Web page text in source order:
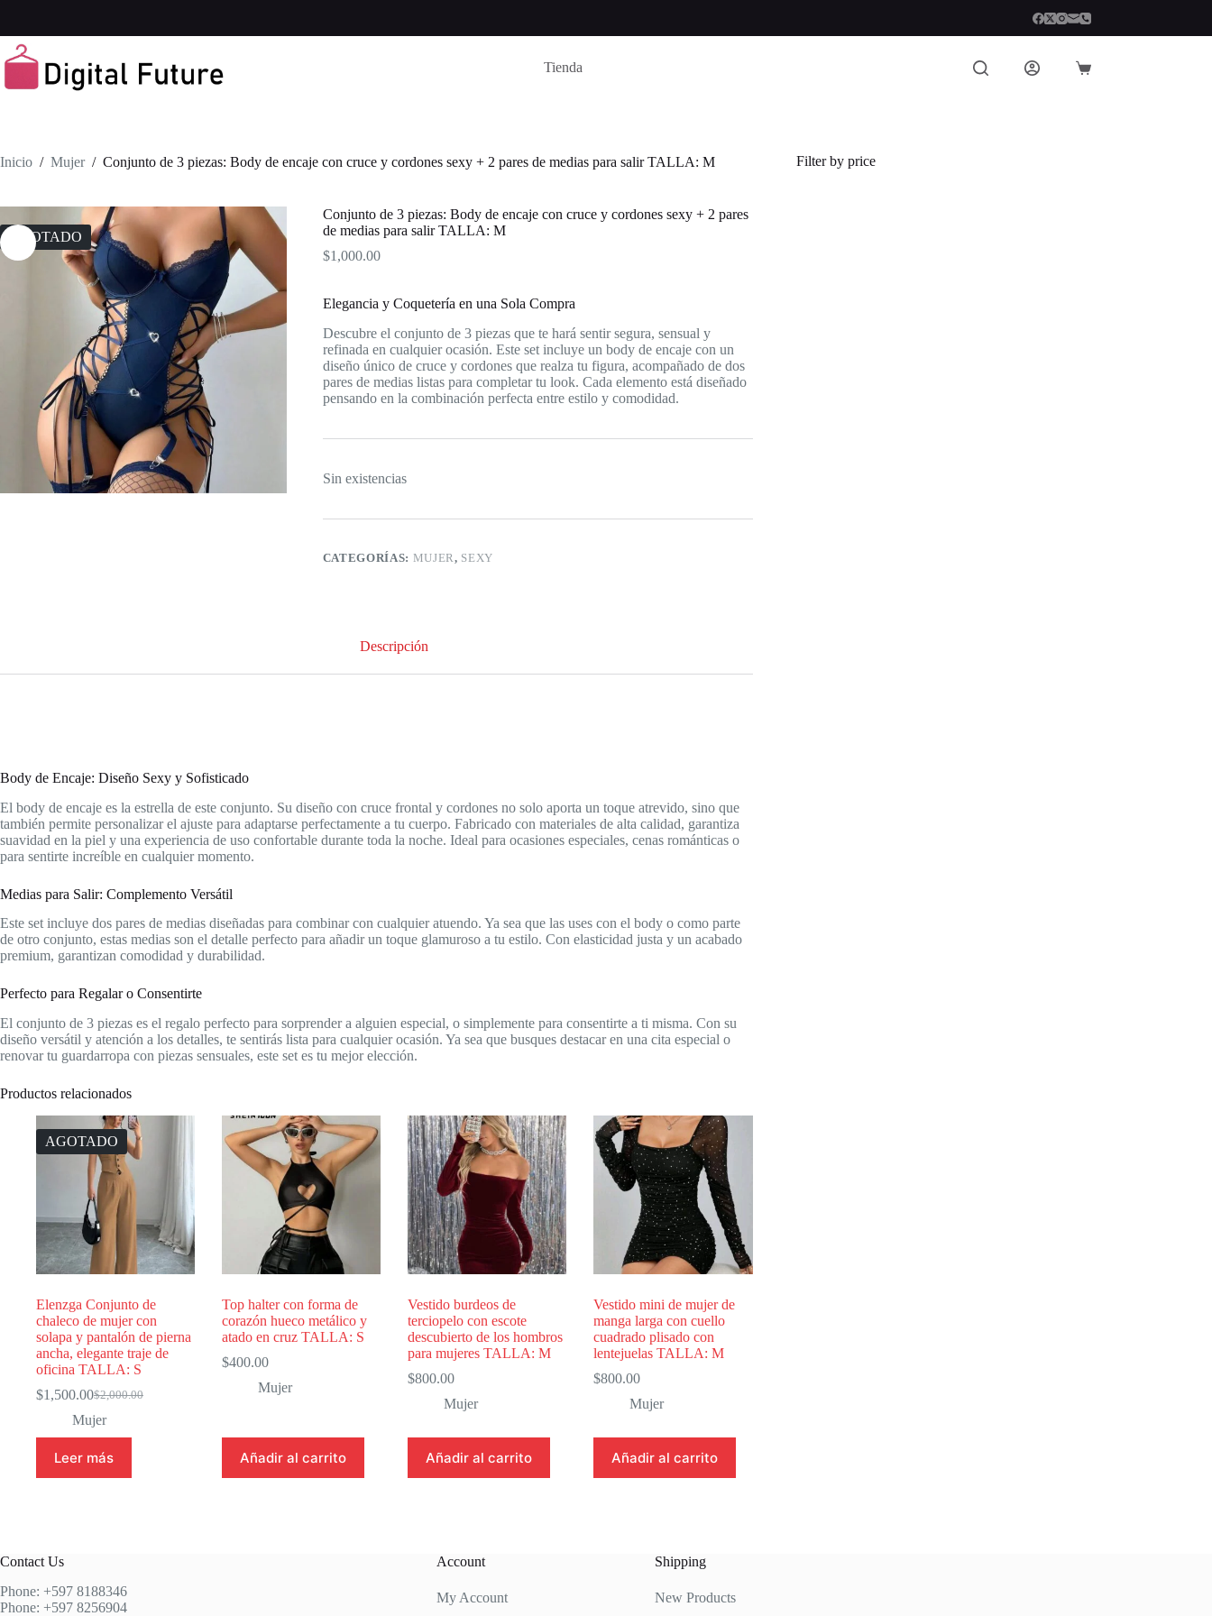
contenido
Tienda
Carro
Inicio / Mujer / Conjunto de 3 piezas: Body de encaje con cruce y cordones sexy + 2 pares de medias para salir TALLA: M
AGOTADO
Conjunto de 3 piezas: Body de encaje con cruce y cordones sexy + 2 pares
de medias para salir TALLA: M
$1,000.00
Elegancia y Coquetería en una Sola Compra
Descubre el conjunto de 3 piezas que te hará sentir segura, sensual y
refinada en cualquier ocasión. Este set incluye un body de encaje con un
diseño único de cruce y cordones que realza tu figura, acompañado de dos
pares de medias listas para completar tu look. Cada elemento está diseñado
pensando en la combinación perfecta entre estilo y comodidad.
Sin existencias
CATEGORÍAS: MUJER, SEXY
Descripción
Body de Encaje: Diseño Sexy y Sofisticado
El body de encaje es la estrella de este conjunto. Su diseño con cruce frontal y cordones no solo aporta un toque atrevido, sino que
también permite personalizar el ajuste para adaptarse perfectamente a tu cuerpo. Fabricado con materiales de alta calidad, garantiza
suavidad en la piel y una experiencia de uso confortable durante toda la noche. Ideal para ocasiones especiales, cenas románticas o
para sentirte increíble en cualquier momento.
Medias para Salir: Complemento Versátil
Este set incluye dos pares de medias diseñadas para combinar con cualquier atuendo. Ya sea que las uses con el body o como parte
de otro conjunto, estas medias son el detalle perfecto para añadir un toque glamuroso a tu estilo. Con elasticidad justa y un acabado
premium, garantizan comodidad y durabilidad.
Perfecto para Regalar o Consentirte
El conjunto de 3 piezas es el regalo perfecto para sorprender a alguien especial, o simplemente para consentirte a ti misma. Con su
diseño versátil y atención a los detalles, te sentirás lista para cualquier ocasión. Ya sea que busques destacar en una cita especial o
renovar tu guardarropa con piezas sensuales, este set es tu mejor elección.
Productos relacionados
AGOTADO
Elenzga Conjunto de
chaleco de mujer con
solapa y pantalón de pierna
ancha, elegante traje de
oficina TALLA: S
$2,000.00
El
precio
original
era:
$2,000.00.
$1,500.00El
precio
actual
es:
$1,500.00.
Mujer
Leer más
Top halter con forma de
corazón hueco metálico y
atado en cruz TALLA: S
$400.00
Mujer
Añadir al carrito
Vestido burdeos de
terciopelo con escote
descubierto de los hombros
para mujeres TALLA: M
$800.00
Mujer
Añadir al carrito
Vestido mini de mujer de
manga larga con cuello
cuadrado plisado con
lentejuelas TALLA: M
$800.00
Mujer
Añadir al carrito
Filter by price
Contact Us
Phone: +597 8188346
Phone: +597 8256904
Account
My Account
Shipping
New Products